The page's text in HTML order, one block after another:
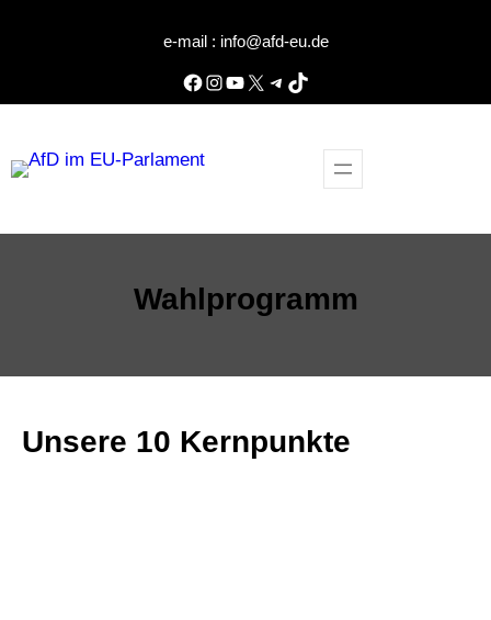
e-mail : info@afd-eu.de
Facebook
Instagram
YouTube
X Telegram
TikTok
Wahlprogramm
Unsere 10 Kernpunkte